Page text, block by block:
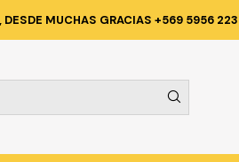
DESDE MUCHAS GRACIAS +569 5956
SEGURIDAD Bota TRX ED 704
|
Bota TRX ED
Agregar a la lista de